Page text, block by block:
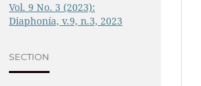
Vol. 9 No. 3 (2023):
Diaphonía, v.9, n.3, 2023
SECTION